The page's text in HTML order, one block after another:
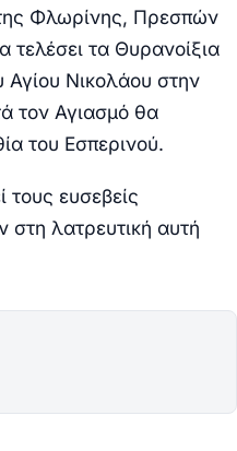
Φλωρίνης, Πρεσπών
τελέσει τα Θυρανοίξια
Αγίου Νικολάου στην
τον Αγιασμό θα
του Εσπερινού.
τους ευσεβείς
στη λατρευτική αυτή